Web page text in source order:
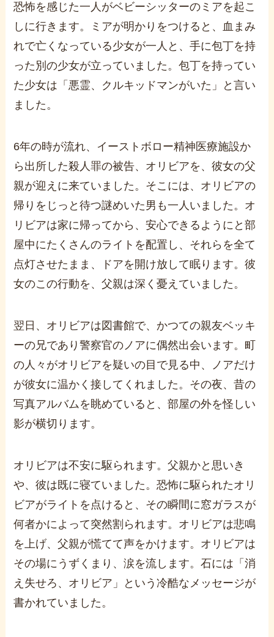
恐怖を感じた一人がベビーシッターのミアを起こ
しに行きます。ミアが明かりをつけると、血まみ
れで亡くなっている少女が一人と、手に包丁を持
った別の少女が立っていました。包丁を持ってい
た少女は「悪霊、クルキッドマンがいた」と言い
ました。
6年の時が流れ、イーストボロー精神医療施設か
ら出所した殺人罪の被告、オリビアを、彼女の父
親が迎えに来ていました。そこには、オリビアの
帰りをじっと待つ謎めいた男も一人いました。オ
リビアは家に帰ってから、安心できるようにと部
屋中にたくさんのライトを配置し、それらを全て
点灯させたまま、ドアを開け放して眠ります。彼
女のこの行動を、父親は深く憂えていました。
翌日、オリビアは図書館で、かつての親友ベッキ
ーの兄であり警察官のノアに偶然出会います。町
の人々がオリビアを疑いの目で見る中、ノアだけ
が彼女に温かく接してくれました。その夜、昔の
写真アルバムを眺めていると、部屋の外を怪しい
影が横切ります。
オリビアは不安に駆られます。父親かと思いき
や、彼は既に寝ていました。恐怖に駆られたオリ
ビアがライトを点けると、その瞬間に窓ガラスが
何者かによって突然割られます。オリビアは悲鳴
を上げ、父親が慌てて声をかけます。オリビアは
その場にうずくまり、涙を流します。石には「消
え失せろ、オリビア」という冷酷なメッセージが
書かれていました。